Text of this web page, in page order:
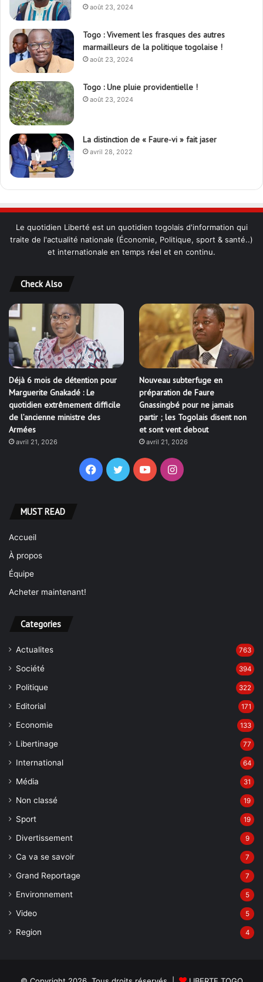
août 23, 2024
Togo : Vivement les frasques des autres
marmailleurs de la politique togolaise !
août 23, 2024
Togo : Une pluie providentielle !
août 23, 2024
La distinction de « Faure-vi » fait jaser
avril 28, 2022
Le quotidien Liberté est un quotidien togolais d'information qui
traite de l'actualité nationale (Économie, Politique, sport & santé..)
et internationale en temps réel et en continu.
Check Also
Déjà 6 mois de détention pour
Marguerite Gnakadé : Le
quotidien extrêmement difficile
de l’ancienne ministre des
Armées
avril 21, 2026
Nouveau subterfuge en
préparation de Faure
Gnassingbé pour ne jamais
partir ; les Togolais disent non
et sont vent debout
avril 21, 2026
Facebook
TwitterYouTubeInstagram
MUST READ
Accueil
À propos
Équipe
Acheter maintenant!
Categories
Actualites 763
Société 394
Politique 322
Editorial 171
Economie 133
Libertinage 77
International 64
Média 31
Non classé 19
Sport 19
Divertissement 9
Ca va se savoir 7
Grand Reportage 7
Environnement 5
Video 5
Region 4